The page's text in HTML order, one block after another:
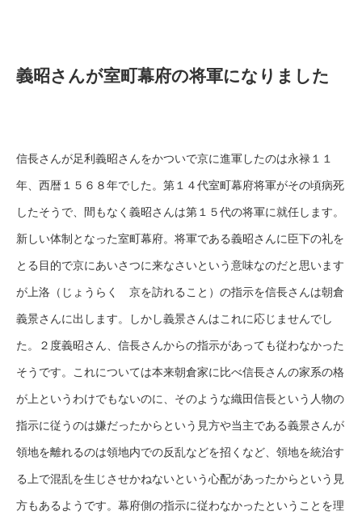
義昭さんが室町幕府の将軍になりました
信長さんが足利義昭さんをかついで京に進軍したのは永禄１１
年、西暦１５６８年でした。第１４代室町幕府将軍がその頃病死
したそうで、間もなく義昭さんは第１５代の将軍に就任します。
新しい体制となった室町幕府。将軍である義昭さんに臣下の礼を
とる目的で京にあいさつに来なさいという意味なのだと思います
が上洛（じょうらく 京を訪れること）の指示を信長さんは朝倉
義景さんに出します。しかし義景さんはこれに応じませんでし
た。２度義昭さん、信長さんからの指示があっても従わなかった
そうです。これについては本来朝倉家に比べ信長さんの家系の格
が上というわけでもないのに、そのような織田信長という人物の
指示に従うのは嫌だったからという見方や当主である義景さんが
領地を離れるのは領地内での反乱などを招くなど、領地を統治す
る上で混乱を生じさせかねないという心配があったからという見
方もあるようです。幕府側の指示に従わなかったということを理